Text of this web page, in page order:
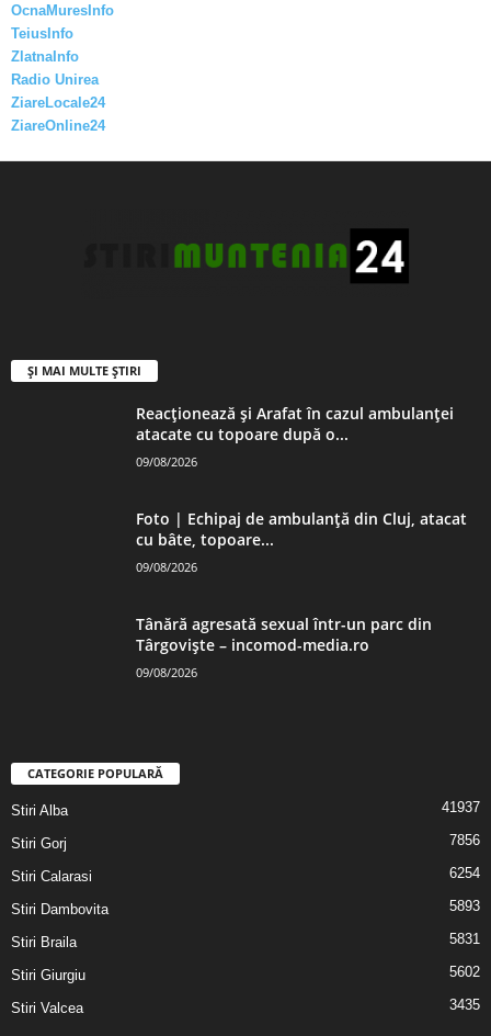
OcnaMuresInfo
TeiusInfo
ZlatnaInfo
Radio Unirea
ZiareLocale24
ZiareOnline24
ȘI MAI MULTE ȘTIRI
Reacționează și Arafat în cazul ambulanței
atacate cu topoare după o...
09/08/2026
Foto | Echipaj de ambulanță din Cluj, atacat
cu bâte, topoare...
09/08/2026
Tânără agresată sexual într-un parc din
Târgoviște – incomod-media.ro
09/08/2026
CATEGORIE POPULARĂ
Stiri Alba 41937
Stiri Gorj 7856
Stiri Calarasi 6254
Stiri Dambovita 5893
Stiri Braila 5831
Stiri Giurgiu 5602
Stiri Valcea 3435